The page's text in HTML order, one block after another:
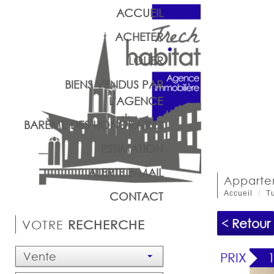
ACCUEIL
ACHETER
LOUER
BIENS VENDUS PAR
L'AGENCE
BARÈME DES HONORAIRES
ESTIMATION
ALERTE E-MAIL
CONTACT
VOTRE RECHERCHE
Vente
Accueil
< Retour
PRIX